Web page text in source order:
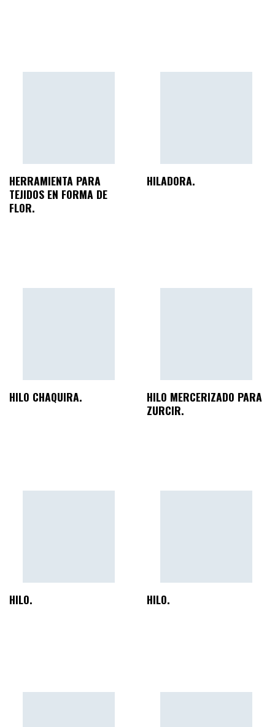
HERRAMIENTA PARA
TEJIDOS EN FORMA DE
FLOR.
HILADORA.
HILO CHAQUIRA.
HILO MERCERIZADO PARA
ZURCIR.
HILO. HILO.